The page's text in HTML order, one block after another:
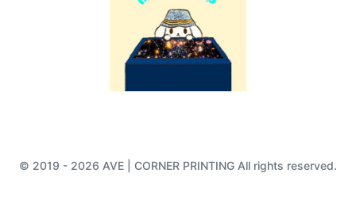
© 2019 - 2026 AVE | CORNER PRINTING All rights reserved.